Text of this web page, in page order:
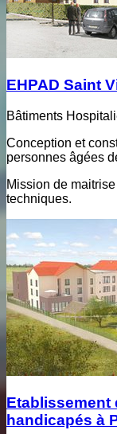
EHPAD Saint
Bâtiments
Conception et
personnes âgées
Mission de
techniques.
Etablissement
handicapés à